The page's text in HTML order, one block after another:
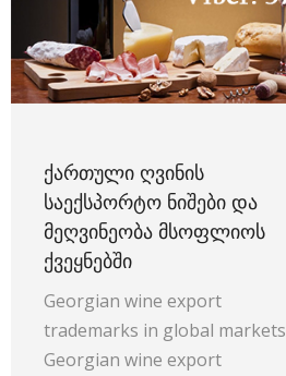
ᲥᲐᲠᲗᲣᲚᲘ ᲦᲕᲘᲜᲘᲡ
ᲡᲐᲔᲥᲡᲞᲝᲠᲢᲝ ᲜᲘᲨᲔᲑᲘ ᲓᲐ
ᲛᲔᲦᲕᲘᲜᲔᲝᲑᲐ ᲛᲡᲝᲤᲚᲘᲝᲡ
ᲥᲕᲔᲧᲜᲔᲑᲨᲘ
Georgian wine export
trademarks in global markets
Georgian wine export